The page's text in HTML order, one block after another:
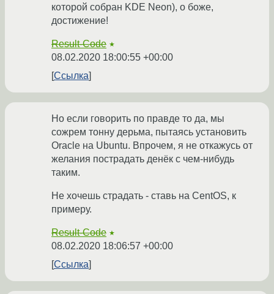
которой собран KDE Neon), о боже,
достижение!
Result-Code ★
08.02.2020 18:00:55 +00:00
Ссылка
Но если говорить по правде то да, мы
сожрем тонну дерьма, пытаясь установить
Oracle на Ubuntu. Впрочем, я не откажусь от
желания пострадать денёк с чем-нибудь
таким.
Не хочешь страдать - ставь на CentOS, к
примеру.
Result-Code ★
08.02.2020 18:06:57 +00:00
Ссылка